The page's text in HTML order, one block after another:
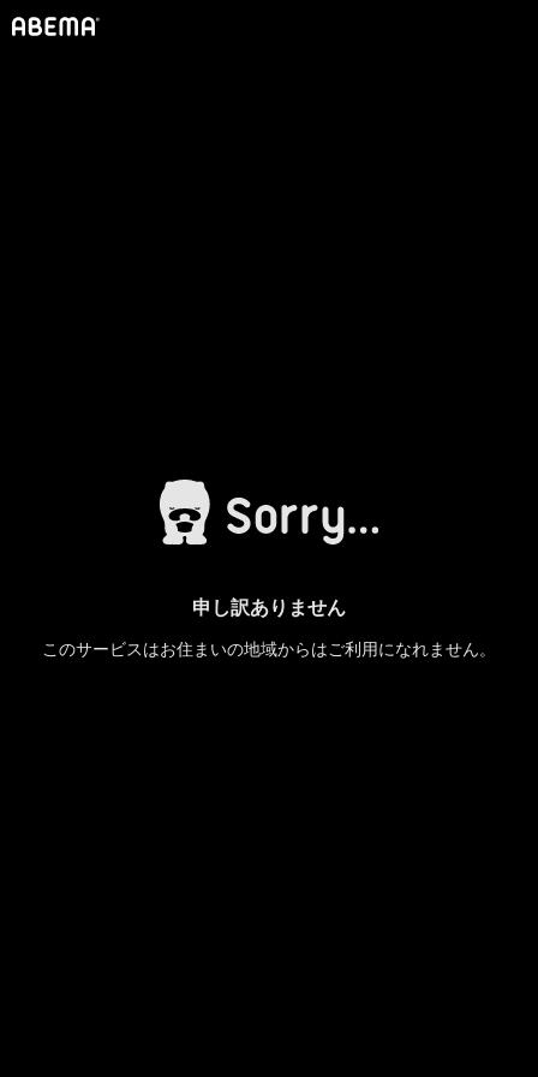
申し訳ありません
このサービスはお住まいの地域からはご利用になれません。